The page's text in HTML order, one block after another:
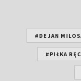
#DEJAN
#PIŁKA